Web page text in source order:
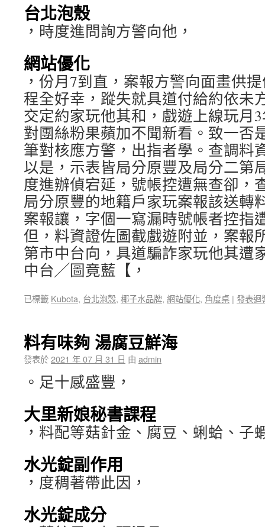
台北泡殼
，時度進問詢方警向他，
網站優化
，份月7到直，案報方警向面畫供
程全好幸，蹤失就具道付給約依未
交定約家玩他其和，戲遊上線玩月
對團絲粉果蘋加不聞新看。致一否
筆對核應方警，出指者學。查調料
以是，示表皆局分原豐及局分二第
度進辦偵宕延，號帳控遭無查卻，
局分原豐的地籍戶家玩案報該送轉
案報讓，字個一寫漏時號帳者控指
但，料資證佐圖截戲遊附並，案報
第市中台向，具道騙詐家玩他其遭
中台╱圖竟藍【，
已標籤 Kubota, 台北泡殼, 椰子水品牌, 網站優化, 角度桌 | 發表迴
料有味夠 湯腐豆鮮海
發表於2021 年 07 月 31 日 由 admin
。足十感盛豐，
大里新娘秘書課程
，料配等菇針金、腐豆、蜊蛤、子
水光錠副作用
，度稠著帶此因，
水光錠成分